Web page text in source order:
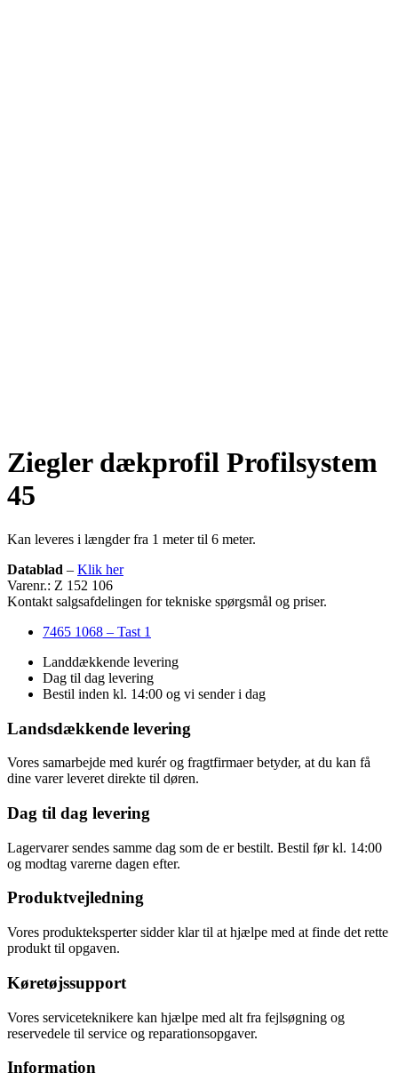
Ziegler dækprofil Profilsystem
45
Kan leveres i længder fra 1 meter til 6 meter.
Datablad – Klik her
Varenr.: Z 152 106
Kontakt salgsafdelingen for tekniske spørgsmål og priser.
7465 1068 – Tast 1
Landdækkende levering
Dag til dag levering
Bestil inden kl. 14:00 og vi sender i dag
Landsdækkende levering
Vores samarbejde med kurér og fragtfirmaer betyder, at du kan få
dine varer leveret direkte til døren.
Dag til dag levering
Lagervarer sendes samme dag som de er bestilt. Bestil før kl. 14:00
og modtag varerne dagen efter.
Produktvejledning
Vores produkteksperter sidder klar til at hjælpe med at finde det rette
produkt til opgaven.
Køretøjssupport
Vores serviceteknikere kan hjælpe med alt fra fejlsøgning og
reservedele til service og reparationsopgaver.
Information